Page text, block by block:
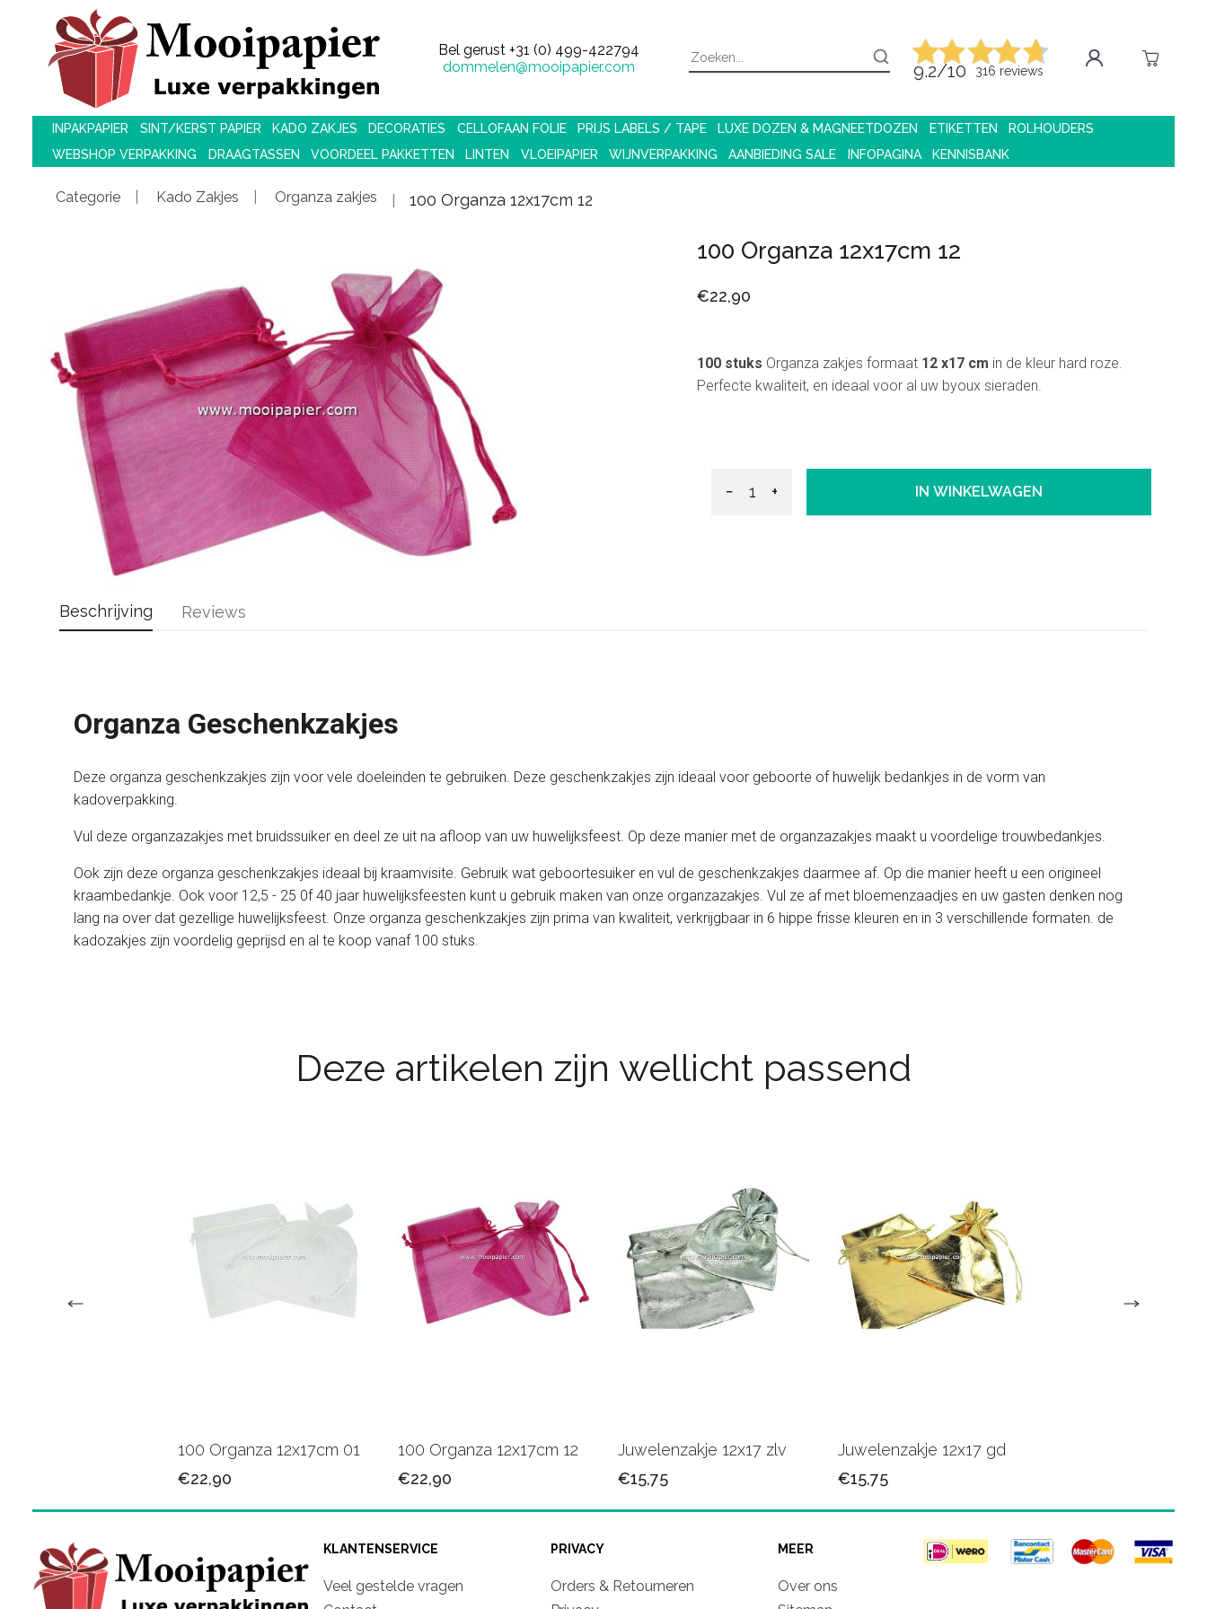
Bel gerust +31 (0) 499-422794
dommelen@mooipapier.com
9.2/10 316 reviews
INPAKPAPIER SINT/KERST PAPIER KADO ZAKJES DECORATIES CELLOFAAN FOLIE PRIJS LABELS / TAPE LUXE DOZEN & MAGNEETDOZEN ETIKETTEN
ROLHOUDERS
WEBSHOP VERPAKKING
DRAAGTASSEN VOORDEEL PAKKETTEN LINTEN VLOEIPAPIER WIJNVERPAKKING AANBIEDING SALE INFOPAGINA KENNISBANK
Categorie Kado Zakjes Organza zakjes 100 Organza 12x17cm 12
100 Organza 12x17cm 12
€22,90
100 stuks Organza zakjes formaat 12 x17 cm in de kleur hard roze.
Perfecte kwaliteit, en ideaal voor al uw byoux sieraden.
− + IN WINKELWAGEN
Beschrijving
Organza Geschenkzakjes
Deze organza geschenkzakjes zijn voor vele doeleinden te gebruiken. Deze geschenkzakjes zijn ideaal voor geboorte of huwelijk bedankjes in de vorm van
kadoverpakking.
Vul deze organzazakjes met bruidssuiker en deel ze uit na afloop van uw huwelijksfeest. Op deze manier met de organzazakjes maakt u voordelige trouwbedankjes.
Ook zijn deze organza geschenkzakjes ideaal bij kraamvisite. Gebruik wat geboortesuiker en vul de geschenkzakjes daarmee af. Op die manier heeft u een origineel
kraambedankje. Ook voor 12,5 - 25 0f 40 jaar huwelijksfeesten kunt u gebruik maken van onze organzazakjes. Vul ze af met bloemenzaadjes en uw gasten denken nog
lang na over dat gezellige huwelijksfeest. Onze organza geschenkzakjes zijn prima van kwaliteit, verkrijgbaar in 6 hippe frisse kleuren en in 3 verschillende formaten. de
kadozakjes zijn voordelig geprijsd en al te koop vanaf 100 stuks.
Reviews
Deze artikelen zijn wellicht passend
100 Organza 12x17cm 01
€22,90
100 Organza 12x17cm 12
€22,90
Juwelenzakje 12x17 zlv
€15,75
Juwelenzakje 12x17 gd
€15,75
KLANTENSERVICE
Veel gestelde vragen
PRIVACY
Orders & Retourneren
MEER
Over ons